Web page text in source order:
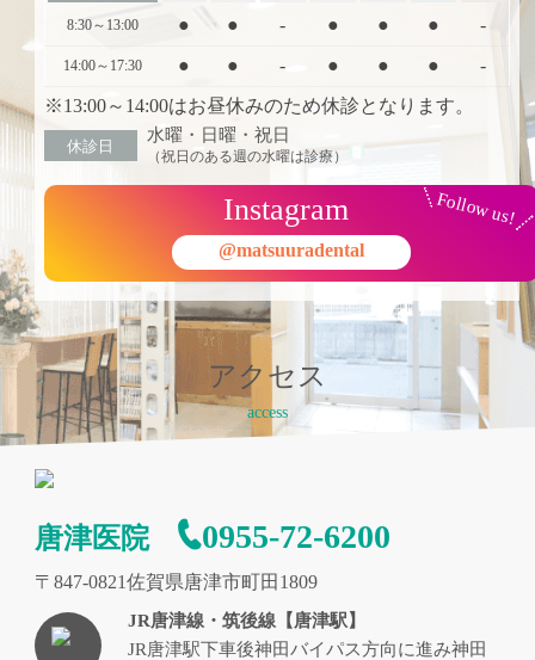
8:30～13:00 ● ● - ● ● ● -
14:00～17:30 ● ● - ● ● ●
-
※13:00～14:00はお昼休みのため休診となります。
休診日
水曜・日曜・祝日
（祝日のある週の水曜は診療）
Instagram Follow us!
@matsuuradental
アクセス
access
唐津医院 0955-72-6200
〒847-0821佐賀県唐津市町田1809
JR唐津線・筑後線【唐津駅】
JR唐津駅下車後神田バイパス方向に進み神田